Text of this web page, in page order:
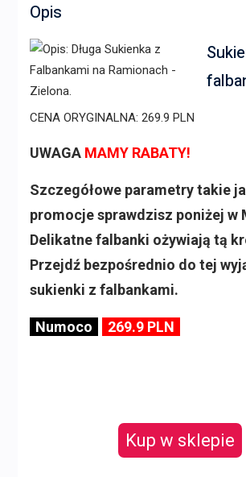
Opis
CENA ORYGINALNA: 269.9 PLN
UWAGA MAMY RABATY!
Szczegółowe parametry takie
promocje sprawdzisz poniżej w
Delikatne falbanki ożywiają tą
Przejdź bezpośrednio do tej
sukienki z falbankami.
Numoco 269.9 PLN
Kup w sklepie